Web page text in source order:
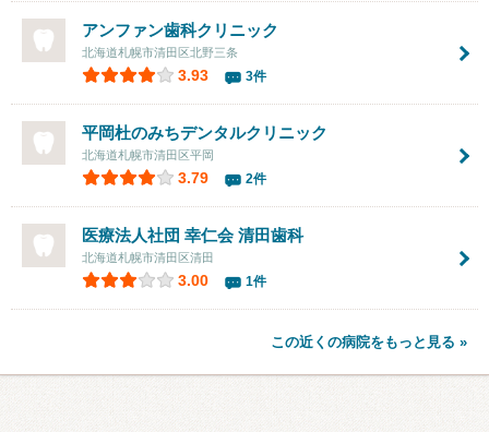
アンファン歯科クリニック
北海道札幌市清田区北野三条
3.93 3件
平岡杜のみちデンタルクリニック
北海道札幌市清田区平岡
3.79 2件
医療法人社団 幸仁会 清田歯科
北海道札幌市清田区清田
3.00 1件
この近くの病院をもっと見る »